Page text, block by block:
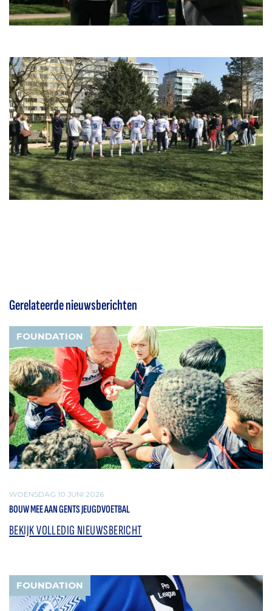
Gerelateerde nieuwsberichten
FOUNDATION
WOENSDAG 10 JUNI 2026
BOUW MEE AAN GENTS JEUGDVOETBAL
BEKIJK VOLLEDIG NIEUWSBERICHT
FOUNDATION